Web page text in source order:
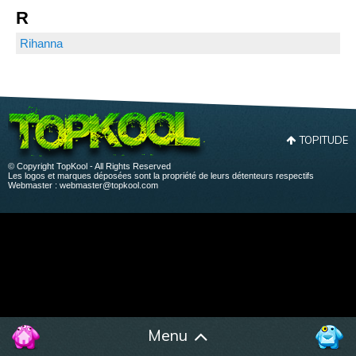
Menu
R
Rihanna
TOPITUDE
© Copyright TopKool - All Rights Reserved
Les logos et marques déposées sont la propriété de leurs détenteurs respectifs
Webmaster : webmaster@topkool.com